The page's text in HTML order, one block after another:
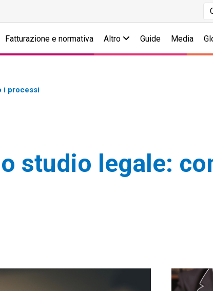
Fatturazione e normativa Altro Guide Media
i processi
studio legale: